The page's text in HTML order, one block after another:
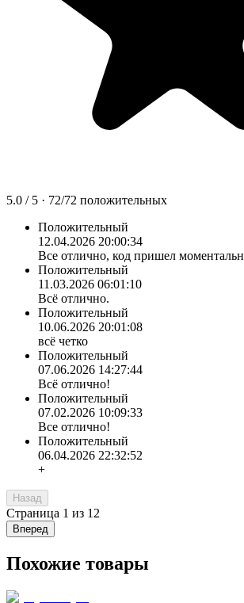
5.0 / 5 · 72/72 положительных
Положительный
12.04.2026 20:00:34
Все отлично, код пришел
Положительный
11.03.2026 06:01:10
Всё отлично.
Положительный
10.06.2026 20:01:08
всё четко
Положительный
07.06.2026 14:27:44
Всё отлично!
Положительный
07.02.2026 10:09:33
Все отлично!
Положительный
06.04.2026 22:32:52
+
Назад
Страница 1 из 12
Вперед
Похожие товары